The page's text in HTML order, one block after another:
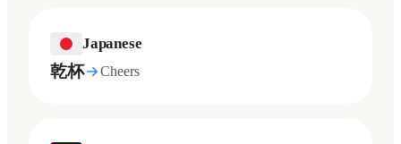
Japanese
乾杯 Cheers